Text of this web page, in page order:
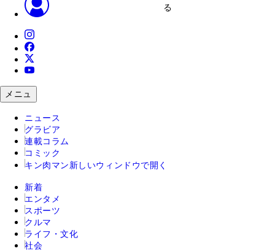
る
メニュ
ニュース
グラビア
連載コラム
コミック
キン肉マン 新しいウィンドウで開く
新着
エンタメ
スポーツ
クルマ
ライフ・文化
社会